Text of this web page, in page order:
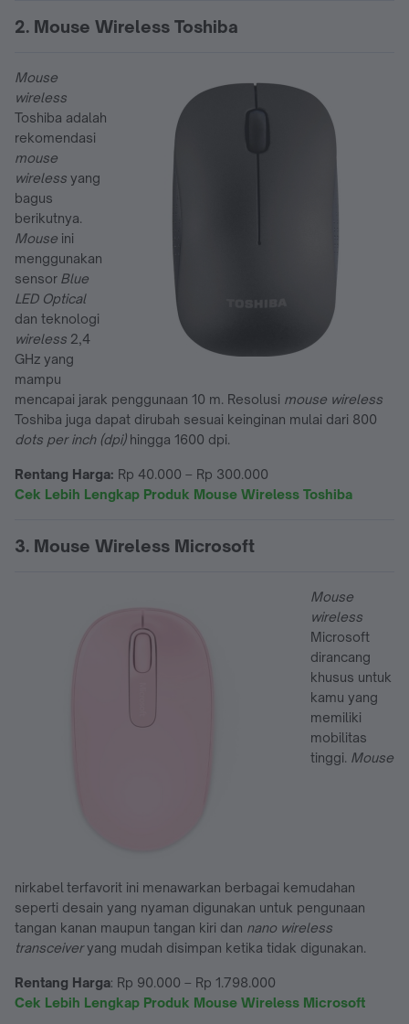
2. Mouse Wireless Toshiba
Mouse
wireless
Toshiba adalah
rekomendasi
mouse
wireless yang
bagus
berikutnya.
Mouse ini
menggunakan
sensor Blue
LED Optical
dan teknologi
wireless 2,4
GHz yang
mampu
mencapai jarak penggunaan 10 m. Resolusi mouse wireless
Toshiba juga dapat dirubah sesuai keinginan mulai dari 800
dots per inch (dpi)hingga 1600 dpi.
Rentang Harga: Rp 40.000 – Rp 300.000
Cek Lebih Lengkap Produk Mouse Wireless Toshiba
3. Mouse Wireless Microsoft
Mouse
wireless
Microsoft
dirancang
khusus untuk
kamu yang
memiliki
mobilitas
tinggi. Mouse
nirkabel terfavorit ini menawarkan berbagai kemudahan
seperti desain yang nyaman digunakan untuk pengunaan
tangan kanan maupun tangan kiri dan nano wireless
transceiveryang mudah disimpan ketika tidak digunakan.
Rentang Harga: Rp 90.000 – Rp 1.798.000
Cek Lebih Lengkap Produk Mouse Wireless Microsoft